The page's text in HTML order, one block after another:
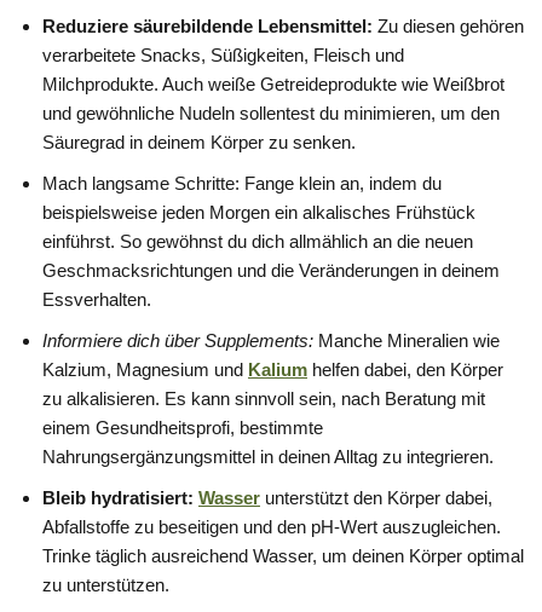
Reduziere säurebildende Lebensmittel: Zu diesen gehören
verarbeitete Snacks, Süßigkeiten, Fleisch und
Milchprodukte. Auch weiße Getreideprodukte wie Weißbrot
und gewöhnliche Nudeln sollentest du minimieren, um den
Säuregrad in deinem Körper zu senken.
Mach langsame Schritte: Fange klein an, indem du
beispielsweise jeden Morgen ein alkalisches Frühstück
einführst. So gewöhnst du dich allmählich an die neuen
Geschmacksrichtungen und die Veränderungen in deinem
Essverhalten.
Informiere dich über Supplements: Manche Mineralien wie
Kalzium, Magnesium und Kalium helfen dabei, den Körper
zu alkalisieren. Es kann sinnvoll sein, nach Beratung mit
einem Gesundheitsprofi, bestimmte
Nahrungsergänzungsmittel in deinen Alltag zu integrieren.
Bleib hydratisiert: Wasser unterstützt den Körper dabei,
Abfallstoffe zu beseitigen und den pH-Wert auszugleichen.
Trinke täglich ausreichend Wasser, um deinen Körper optimal
zu unterstützen.